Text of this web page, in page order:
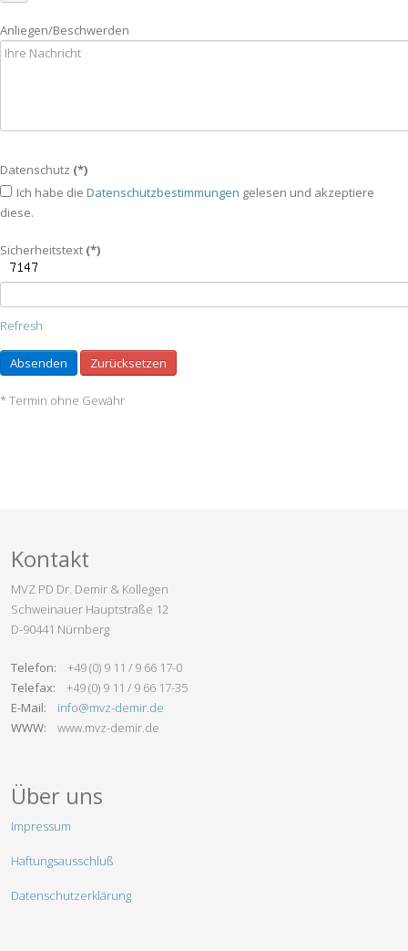
Anliegen/Beschwerden
Datenschutz (*)
Ich habe die Datenschutzbestimmungen gelesen und akzeptiere
diese.
Sicherheitstext (*)
Refresh
Absenden Zurücksetzen
* Termin ohne Gewähr
Kontakt
MVZ PD Dr. Demir & Kollegen
Schweinauer Hauptstraße 12
D-90441 Nürnberg
Telefon: +49 (0) 9 11 / 9 66 17-0
Telefax: +49 (0) 9 11 / 9 66 17-35
E-Mail:
info@mvz-demir.de
WWW: www.mvz-demir.de
Über uns
Impressum
Haftungsausschluß
Datenschutzerklärung